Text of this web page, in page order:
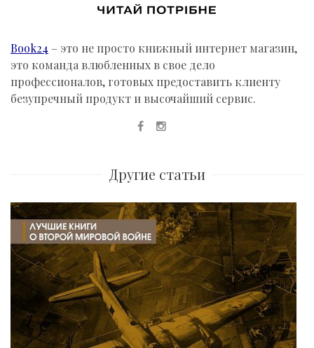
Book24 – это не просто книжный интернет магазин,
это команда влюбленных в свое дело
профессионалов, готовых предоставить клиенту
безупречный продукт и высочайший сервис.
Другие статьи